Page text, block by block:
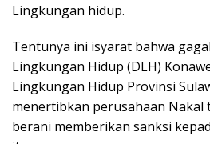
Lingkungan hidup.
Tentunya ini isyarat bahwa
Lingkungan Hidup (DLH)
Lingkungan Hidup Provinsi
menertibkan perusahaan Nakal
berani memberikan sanksi